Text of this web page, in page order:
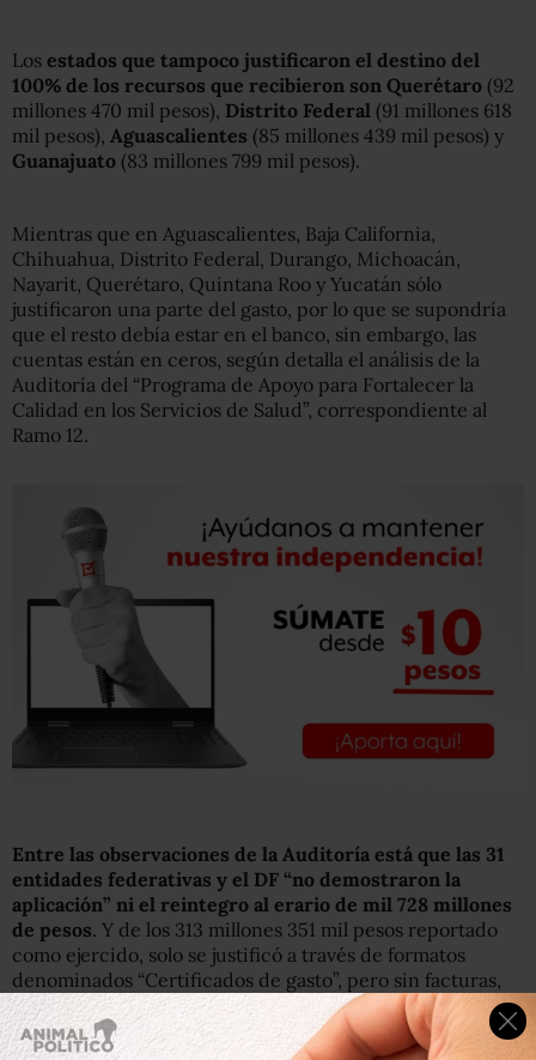
Los estados que tampoco justificaron el destino del
100% de los recursos que recibieron son Querétaro (92
millones 470 mil pesos), Distrito Federal (91 millones 618
mil pesos), Aguascalientes (85 millones 439 mil pesos) y
Guanajuato (83 millones 799 mil pesos).
Mientras que en Aguascalientes, Baja California,
Chihuahua, Distrito Federal, Durango, Michoacán,
Nayarit, Querétaro, Quintana Roo y Yucatán sólo
justificaron una parte del gasto, por lo que se supondría
que el resto debía estar en el banco, sin embargo, las
cuentas están en ceros, según detalla el análisis de la
Auditoría del “Programa de Apoyo para Fortalecer la
Calidad en los Servicios de Salud”, correspondiente al
Ramo 12.
Entre las observaciones de la Auditoría está que las 31
entidades federativas y el DF “no demostraron la
aplicación” ni el reintegro al erario de mil 728 millones
de pesos. Y de los 313 millones 351 mil pesos reportado
como ejercido, solo se justificó a través de formatos
denominados “Certificados de gasto”, pero sin facturas,
por lo que “no aseguran el seguimiento y la transparencia
en la aplicación y comprobación de los recursos”, lo que
significa un “probable daño o perjuicio o ambos” al erario